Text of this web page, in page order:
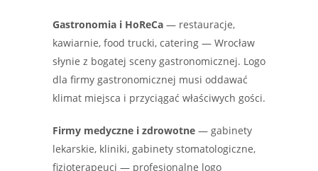
Gastronomia i HoReCa — restauracje,
kawiarnie, food trucki, catering — Wrocław
słynie z bogatej sceny gastronomicznej. Logo
dla firmy gastronomicznej musi oddawać
klimat miejsca i przyciągać właściwych gości.
Firmy medyczne i zdrowotne — gabinety
lekarskie, kliniki, gabinety stomatologiczne,
fizjoterapeuci — profesjonalne logo